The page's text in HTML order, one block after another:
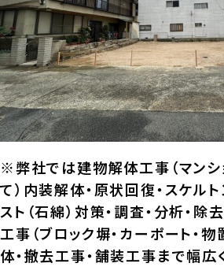
※弊社では建物解体工事（マンシ
て）内装解体・原状回復・スケル
スト（石綿）対策・調査・分析・除
工事（ブロック塀・カーポート・
体・撤去工事・舗装工事まで幅広